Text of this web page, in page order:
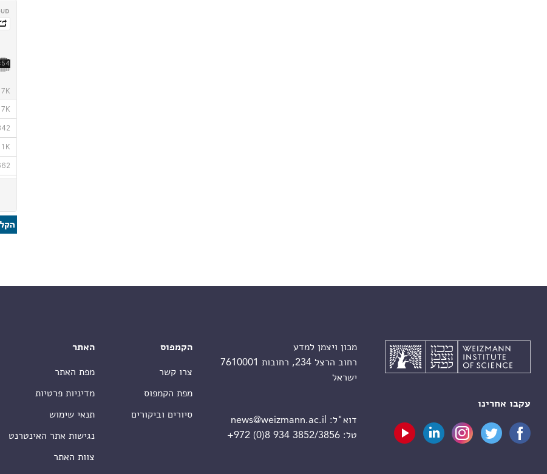
עקבו אחרינו
מכון ויצמן למדע
רחוב הרצל 234, רחובות 7610001
ישראל
דוא"ל:
news@weizmann.ac.il
טל:+972 (0)8 934 3852/3856
הקמפוס
צרו קשר
מפת הקמפוס
סיורים וביקורים
האתר
מפת האתר
מדיניות פרטיות
תנאי שימוש
נגישות אתר האינטרנט
צוות האתר